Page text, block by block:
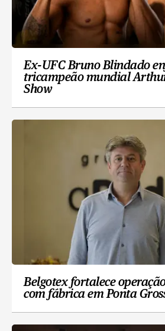
Ex-UFC Bruno Blindado
tricampeão mundial
Show
Belgotex fortalece
com fábrica em Ponta